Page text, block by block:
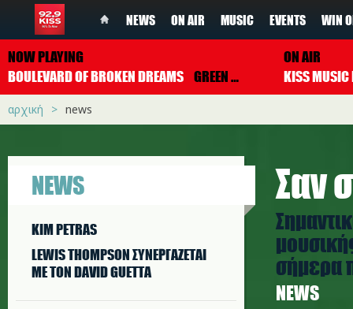
NEWS ON AIR MUSIC EVENTS WIN
NOW PLAYING
BOULEVARD OF BROKEN DREAMS GREEN DAY
ON AIR
αρχική news
NEWS
KIM PETRAS
LEWIS THOMPSON ΣΥΝΕΡΓAΖΕΤΑΙ
ΜΕ ΤΟΝ DAVID GUETTA
Σαν
σήμερα
NEWS